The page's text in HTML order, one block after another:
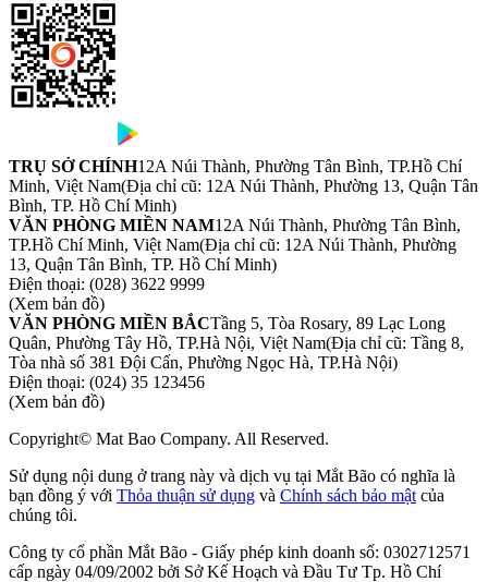
TRỤ SỞ CHÍNH12A Núi Thành, Phường Tân Bình, TP.Hồ Chí
Minh, Việt Nam(Địa chỉ cũ: 12A Núi Thành, Phường 13, Quận Tân
Bình, TP. Hồ Chí Minh)
VĂN PHÒNG MIỀN NAM12A Núi Thành, Phường Tân Bình,
TP.Hồ Chí Minh, Việt Nam(Địa chỉ cũ: 12A Núi Thành, Phường
13, Quận Tân Bình, TP. Hồ Chí Minh)
Điện thoại: (028) 3622 9999
(Xem bản đồ)
VĂN PHÒNG MIỀN BẮCTầng 5, Tòa Rosary, 89 Lạc Long
Quân, Phường Tây Hồ, TP.Hà Nội, Việt Nam(Địa chỉ cũ: Tầng 8,
Tòa nhà số 381 Đội Cấn, Phường Ngọc Hà, TP.Hà Nội)
Điện thoại: (024) 35 123456
(Xem bản đồ)
Copyright© Mat Bao Company. All Reserved.
Sử dụng nội dung ở trang này và dịch vụ tại Mắt Bão có nghĩa là
bạn đồng ý với Thỏa thuận sử dụng và Chính sách bảo mật của
chúng tôi.
Công ty cổ phần Mắt Bão - Giấy phép kinh doanh số: 0302712571
cấp ngày 04/09/2002 bởi Sở Kế Hoạch và Đầu Tư Tp. Hồ Chí